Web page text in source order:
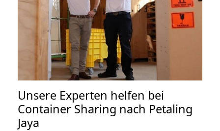
Unsere Experten helfen bei
Container Sharing nach Petaling
Jaya